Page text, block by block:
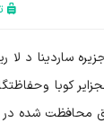
کوبا و